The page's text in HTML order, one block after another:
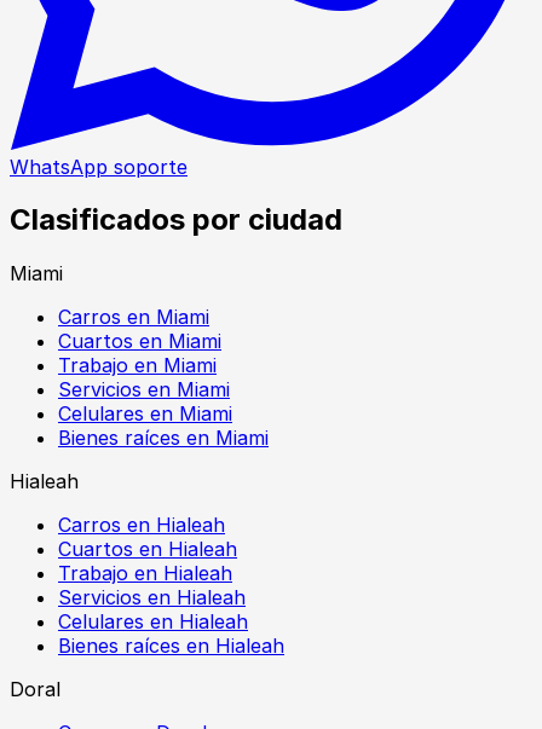
WhatsApp soporte
Clasificados por ciudad
Miami
Carros en Miami
Cuartos en Miami
Trabajo en Miami
Servicios en Miami
Celulares en Miami
Bienes raíces en Miami
Hialeah
Carros en Hialeah
Cuartos en Hialeah
Trabajo en Hialeah
Servicios en Hialeah
Celulares en Hialeah
Bienes raíces en Hialeah
Doral